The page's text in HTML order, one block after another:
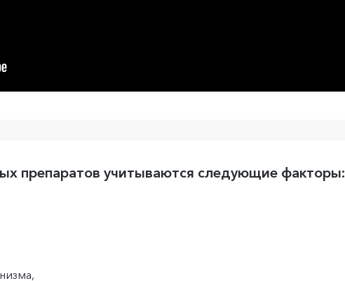
препаратов учитываются следующие факторы: